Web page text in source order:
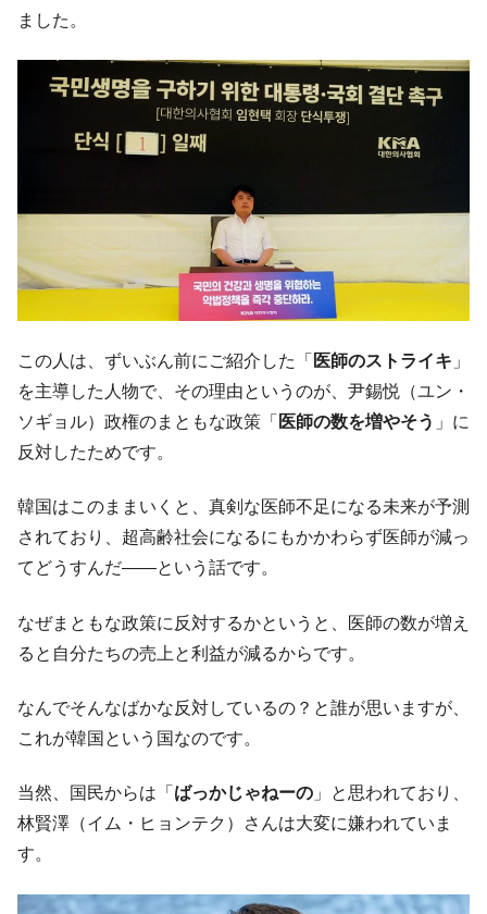
だ。
『Money1』
『韓国銀行』が「金の保有量を増やしま
す」⇒「金を経由するドル入手」手段ではないのか？
韓国･外為取引量「1日当たり1,214.4億ド
ル」まで拡大 ⇒ 海外資金の動きに強く左右される状態
韓国･帰ってきた李在明。李在明を支持しな
い「50.5％」に上昇
『Money1』
韓国大統領府ボンクラ政策室長が告発され
た ⇒ 国家が行った恐るべき株価操作であり、空前の国政壟
断
動」
『Money1』
中国だけが鉄鋼輸出を異常増加させる ⇒ 中
国の過剰生産が世界を蝕む。
『Money1』
韓国製造業「半導体絶好調」のウラで他業
『Money1』
【米韓激突案件】韓国消費者院が『クーパ
ン』1人当たり賠償10万ウォンを認定 ⇒ 総額3兆7,000億
『Money1』 韓国で猛暑。南東部では干ばつ
「KDDX」1番艦、2032年竣工と公示
『Money1』
【対日本円】ウォン安が急進！ 日米の協調
『Money1』
韓国政府『BYD』車への補助金を全廃 ⇒ 実
は韓国で『BYD』車は売れている。6カ月で対前年同期比
『Money1』
在韓米国大使スティールが着韓！⇒ さっそ
く空港に詰めかけ「出て行け！」「極右勢力」のプラカー
ドを掲げる「在韓反米勢力」
『Money1』
韓国政府「2035年までに18.4GW規模のAIデ
ました。
この人は、ずいぶん前にご紹介した「 医師のストライキ 」
を主導した人物で、その理由というのが、尹錫悦（ユン・
ソギョル）政権のまともな政策「 医師の数を増やそう 」に
反対したためです。
韓国はこのままいくと、真剣な医師不足になる未来が予測
されており、超高齢社会になるにもかかわらず医師が減っ
てどうすんだ――という話です。
なぜまともな政策に反対するかというと、医師の数が増え
ると自分たちの売上と利益が減るからです。
なんでそんなばかな反対しているの？と誰が思いますが、
これが韓国という国なのです。
当然、国民からは「 ばっかじゃねーの 」と思われており、
林賢澤（イム・ヒョンテク）さんは大変に嫌われていま
す。